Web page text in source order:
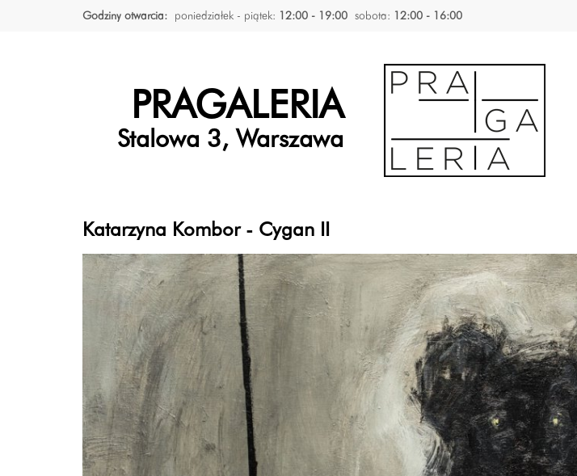
Godziny otwarcia: poniedziałek - piątek: 12:00 - 19:00 sobota: 12:00 - 16:00
PRAGALERIA
Stalowa 3, Warszawa
Katarzyna Kombor - Cygan II